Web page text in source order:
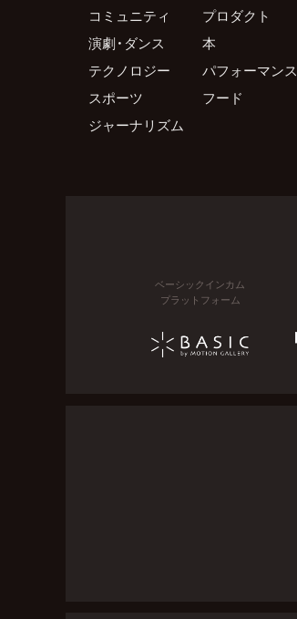
コミュニティ
プロダクト
演劇・ダンス
本
テクノロジー
パフォーマンス
スポーツ
フード
ジャーナリズム
ベーシックインカム
プラットフォーム